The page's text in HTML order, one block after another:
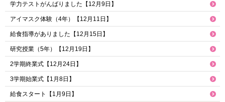
学力テストがんばりました【12月9日】
アイマスク体験（4年）【12月11日】
給食指導がありました【12月15日】
研究授業（5年）【12月19日】
2学期終業式【12月24日】
3学期始業式【1月8日】
給食スタート【1月9日】